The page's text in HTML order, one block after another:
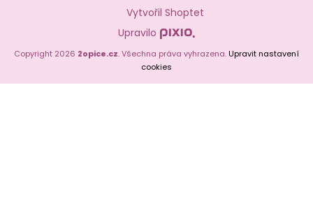
Vytvořil Shoptet
Upravilo
Copyright 2026 2opice.cz. Všechna práva vyhrazena.Upravit nastavení
cookies